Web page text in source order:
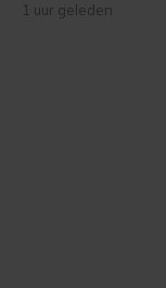
1 uur geleden